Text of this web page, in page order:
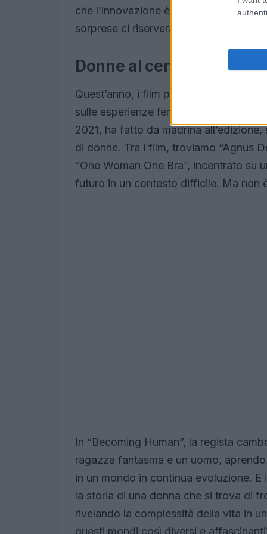
che l’innovazione è al centro della
sorprese ci riserverà il futuro?
Donne al centro della
Quest’anno, i film prodotti nell’ambito
sulle esperienze femminili. La regista
2021, ha fatto da madrina
di donne. Tra i film, troviamo “Agnus
“One Woman One Bra”, incentrato su
futuro in un contesto difficile. Ma non
In “Becoming Human”, la regista
ragazza fantasma e un uomo,
in un mondo in continua evoluzione.
la storia di una donna che si trova di
rivelando la complessità della vita in